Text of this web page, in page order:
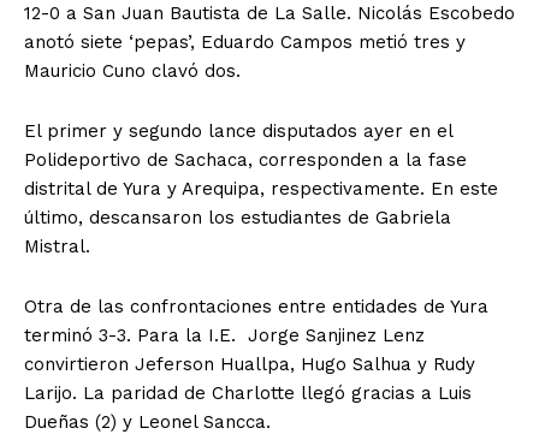
12-0 a San Juan Bautista de La Salle. Nicolás Escobedo
anotó siete ‘pepas’, Eduardo Campos metió tres y
Mauricio Cuno clavó dos.
El primer y segundo lance disputados ayer en el
Polideportivo de Sachaca, corresponden a la fase
distrital de Yura y Arequipa, respectivamente. En este
último, descansaron los estudiantes de Gabriela
Mistral.
Otra de las confrontaciones entre entidades de Yura
terminó 3-3. Para la I.E. Jorge Sanjinez Lenz
convirtieron Jeferson Huallpa, Hugo Salhua y Rudy
Larijo. La paridad de Charlotte llegó gracias a Luis
Dueñas (2) y Leonel Sancca.